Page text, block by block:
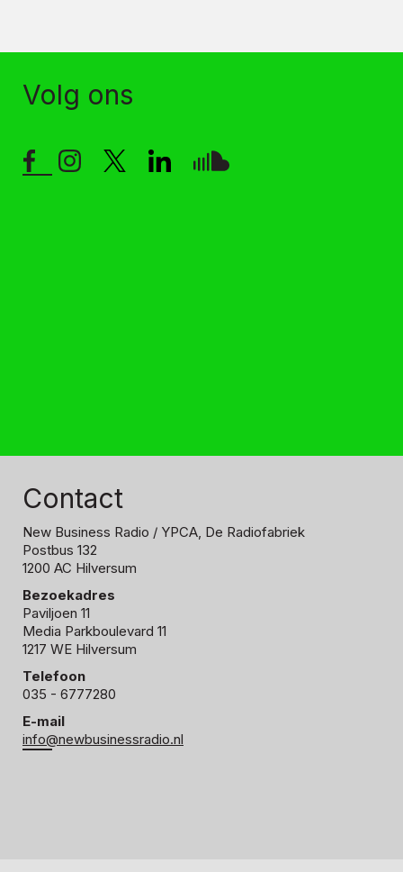
Volg ons
Contact
New Business Radio / YPCA, De Radiofabriek
Postbus 132
1200 AC Hilversum
Bezoekadres
Paviljoen 11
Media Parkboulevard 11
1217 WE Hilversum
Telefoon
035 - 6777280
E-mail
info@newbusinessradio.nl